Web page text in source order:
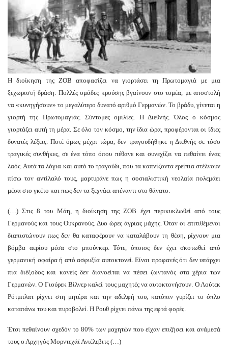
Η διοίκηση της ΖΟΒ αποφασίζει να γιορτάσει τη Πρωτομαγιά με μια
ξεχωριστή δράση. Πολλές ομάδες κρούσης βγαίνουν στο τομέα, με αποστολή
να «κυνηγήσουν» το μεγαλύτερο δυνατό αριθμό Γερμανών. Το βράδυ, γίνεται η
γιορτή της Πρωτομαγιάς. Σύντομες ομιλίες. Η Διεθνής. Όλος ο κόσμος
γιορτάζει αυτή τη μέρα. Σε όλο τον κόσμο, την ίδια ώρα, προφέρονται οι ίδιες
δυνατές λέξεις. Ποτέ όμως μέχρι τώρα, δεν τραγουδήθηκε η Διεθνής σε τόσο
τραγικές συνθήκες, σε ένα τόπο όπου πέθανε και συνεχίζει να πεθαίνει ένας
λαός. Αυτά τα λόγια και αυτό το τραγούδι, που τα καπνίζοντα ερείπια στέλνουν
πίσω τον αντίλαλό τους, μαρτυράνε πως η σοσιαλιστική νεολαία πολεμάει
μέσα στο γκέτο και πως δεν τα ξεχνάει απέναντι στο θάνατο.
(…) Στις 8 του Μάη, η διοίκηση της ΖΟΒ έχει περικυκλωθεί από τους
Γερμανούς και τους Ουκρανούς. Δυο ώρες άγριας μάχης. Όταν οι επιτιθέμενοι
διαπιστώνουν πως δεν θα καταφέρουν να καταλάβουν τη θέση, ρίχνουν μια
βόμβα αερίου μέσα στο μπούνκερ. Τότε, όποιος δεν έχει σκοτωθεί από
γερμανική σφαίρα ή από ασφυξία αυτοκτονεί. Είναι προφανές ότι δεν υπάρχει
πια διέξοδος και κανείς δεν διανοείται να πέσει ζωντανός στα χέρια των
Γερμανών. Ο Γιούρεκ Βίλνερ καλεί τους μαχητές να αυτοκτονήσουν. Ο Λούτεκ
Ρότμπλατ ρίχνει στη μητέρα και την αδελφή του, κατόπιν γυρίζει το όπλο
καταπάνω του και πυροβολεί. Η Ρουθ ρίχνει πάνω της εφτά φορές.
Έτσι πεθαίνουν σχεδόν το 80% των μαχητών που είχαν επιζήσει και ανάμεσά
τους ο Αρχηγός Μορντεχάϊ Ανιέλεβιτς (…)